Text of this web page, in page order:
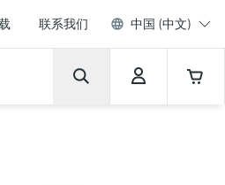
联系我们 中国 (中文)